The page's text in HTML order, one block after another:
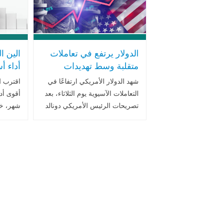
الدولار يرتفع في تعاملات
متقلبة وسط تهديدات
ترامب بفرض رسوم
جمركية جديدة
شهد الدولار الأمريكي ارتفاعًا في
التعاملات الآسيوية يوم الثلاثاء، بعد
تصريحات الرئيس الأمريكي دونالد
الين
أداء
شهر
أسعار
اقترب
أقوى
شهر،